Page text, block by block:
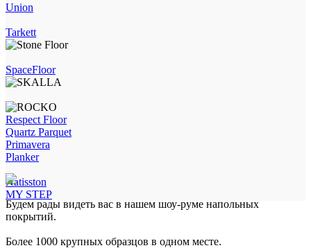
Union
Tarkett
SpaceFloor
Respect Floor
Quartz Parquet
Primavera
Planker
Natisston
MY STEP
Будем рады видеть вас в нашем шоу-руме напольных
покрытий.
Более 1000 крупных образцов в одном месте.